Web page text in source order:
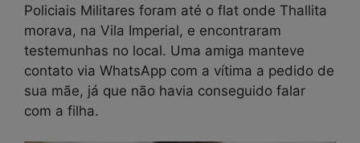
Policiais Militares foram até o flat onde Thallita
morava, na Vila Imperial, e encontraram
testemunhas no local. Uma amiga manteve
contato via WhatsApp com a vítima a pedido de
sua mãe, já que não havia conseguido falar
com a filha.